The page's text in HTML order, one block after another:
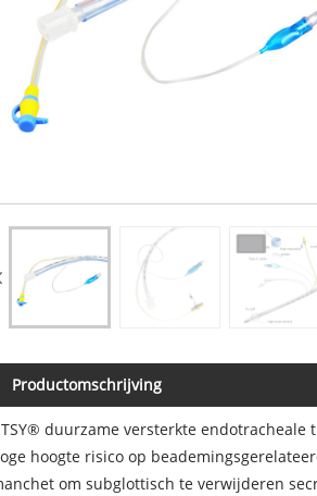
Productomschrijving
duurzame versterkte
hoogte risico op
om subglottisch te verwijderen